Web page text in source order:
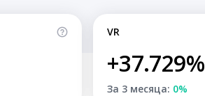
VR
+37.729%
За 3 месяца: 0%